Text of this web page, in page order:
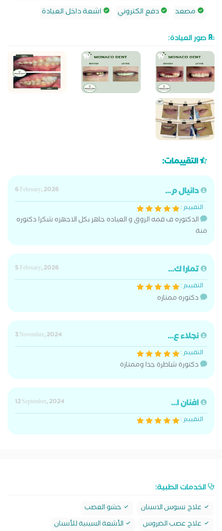
مصعد
دفع الكتروني اشعة داخل العيادة
صور العيادة:
التقييمات:
دانيال م...
6 February, 2026
التقييم :
الدكتوره ف قمه الزوق و العياده جاهز بكل الاجهزه شكرا دكتوره
منة
تمارا ك...
5 February, 2026
التقييم :
دكتوره ممتازه
نجلاء ع...
3 November, 2024
التقييم :
دكتورة شاطرة جدا وممتازة
افنان ا...
12 September, 2024
التقييم :
الخدمات الطبية:
علاج تسوس الاسنان
حشو العصب
علاج عصب الضروس
الأشعة السينية للأسنان